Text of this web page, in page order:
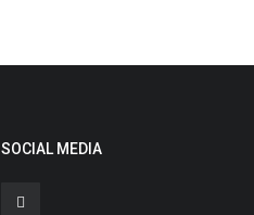
SOCIAL MEDIA